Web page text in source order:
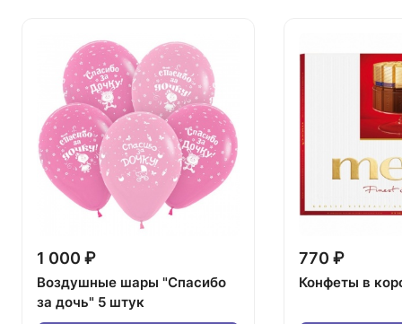
1 000 ₽
Воздушные шары "Спасибо
за дочь" 5 штук
770 ₽
Конфеты в